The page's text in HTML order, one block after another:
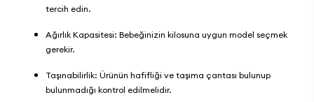
tercih edin.
Ağırlık Kapasitesi: Bebeğinizin kilosuna uygun model seçmek
gerekir.
Taşınabilirlik: Ürünün hafifliği ve taşıma çantası bulunup
bulunmadığı kontrol edilmelidir.